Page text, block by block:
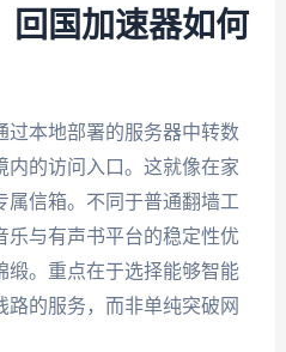
回国加速器如何
过本地部署的服务器中转数
内的访问入口。这就像在家
属信箱。不同于普通翻墙工
乐与有声书平台的稳定性优
缎。重点在于选择能够智能
的服务，而非单纯突破网